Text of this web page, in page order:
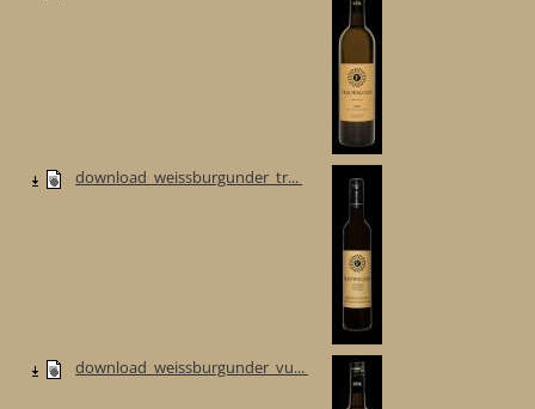
download_weissburgunder_tr...
download_weissburgunder_vu...